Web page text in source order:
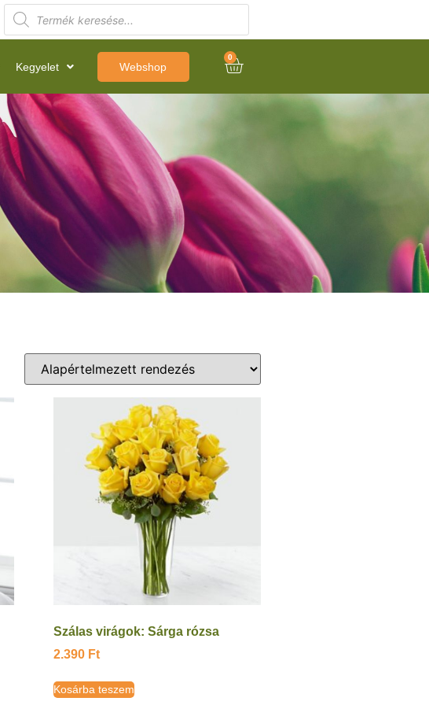
Kegyelet Webshop
0
Szálas virágok: Sárga rózsa
2.390 Ft
Kosárba teszem